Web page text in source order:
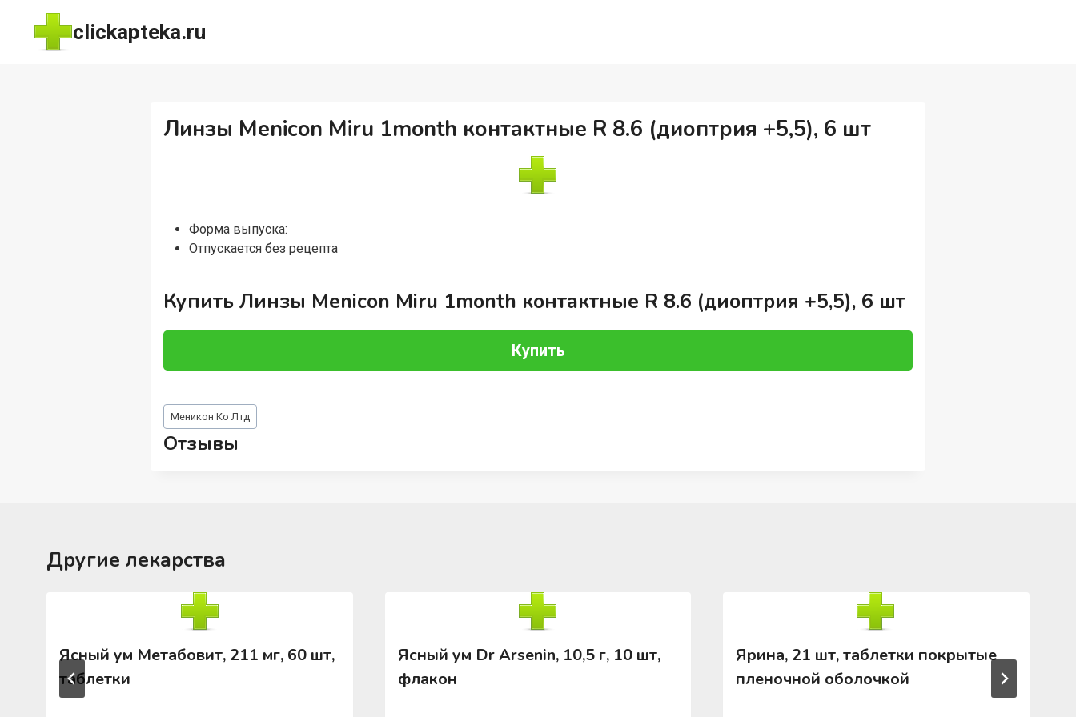
Перейти
содержимому
clickapteka.ru
Линзы Menicon Miru 1month контактные R 8.6 (диоптрия +5,5), 6 шт
Форма выпуска:
Отпускается без рецепта
Купить Линзы Menicon Miru 1month контактные R 8.6 (диоптрия +5,5), 6 шт
Купить
Метки
записи:
Меникон Ко Лтд
Отзывы
Другие лекарства
Ясный ум Метабовит, 211 мг, 60 шт,
таблетки
Ясный ум Dr Arsenin, 10,5 г, 10 шт,
флакон
Ярина, 21 шт, таблетки покрытые
пленочной оболочкой